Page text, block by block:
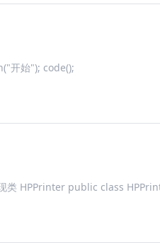
开始"); code();
HPPrinter public class